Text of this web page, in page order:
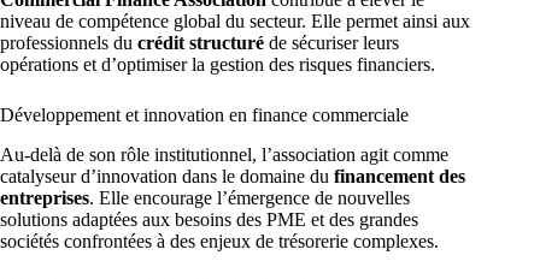
niveau de compétence global du secteur. Elle permet ainsi aux
professionnels du crédit structuré de sécuriser leurs
opérations et d’optimiser la gestion des risques financiers.
Développement et innovation en finance commerciale
Au-delà de son rôle institutionnel, l’association agit comme
catalyseur d’innovation dans le domaine du financement des
entreprises. Elle encourage l’émergence de nouvelles
solutions adaptées aux besoins des PME et des grandes
sociétés confrontées à des enjeux de trésorerie complexes.